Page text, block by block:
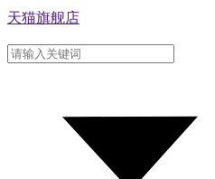
天猫旗舰店